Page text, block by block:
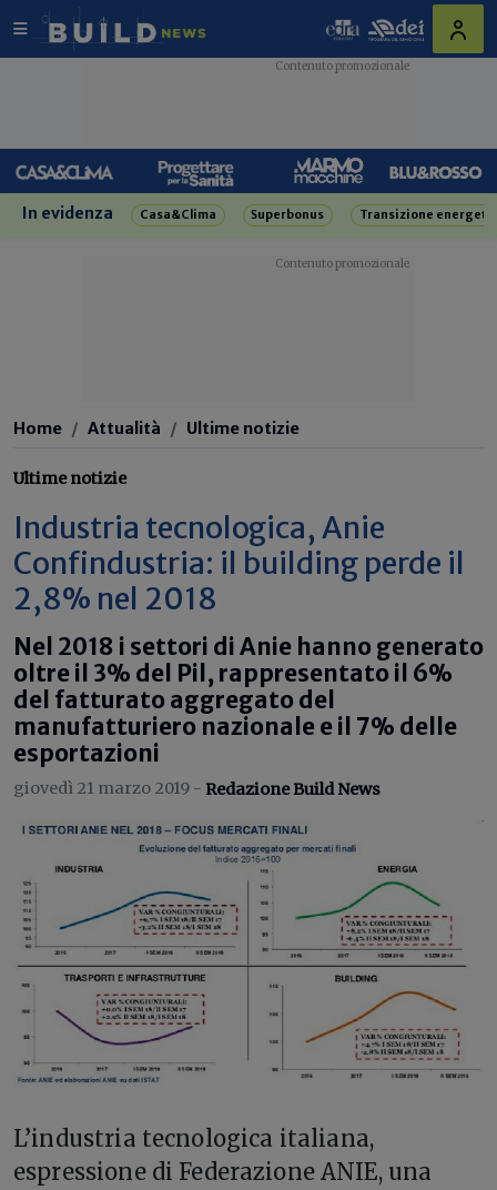
In evidenza Casa&Clima Superbonus Transizione
Home Attualità Ultime notizie
Ultime notizie
Industria tecnologica, Anie
Confindustria: il building perde il
2,8% nel 2018
Nel 2018 i settori di Anie hanno generato
oltre il 3% del Pil, rappresentato il 6%
del fatturato aggregato del
manufatturiero nazionale e il 7% delle
esportazioni
giovedì 21 marzo 2019 - Redazione Build News
L’industria tecnologica italiana,
espressione di Federazione ANIE, una